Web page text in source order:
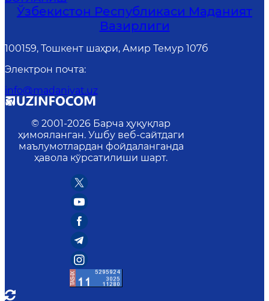
Ўзбекистон Республикаси Маданият
Вазирлиги
100159, Тошкент шаҳри, Амир Темур 107б
Электрон почта:
info@madaniyat.uz
© 2001-2026 Барча ҳуқуқлар
ҳимояланган. Ушбу веб-сайтдаги
маълумотлардан фойдаланганда
ҳавола кўрсатилиши шарт.